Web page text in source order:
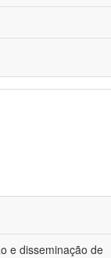
e disseminação de